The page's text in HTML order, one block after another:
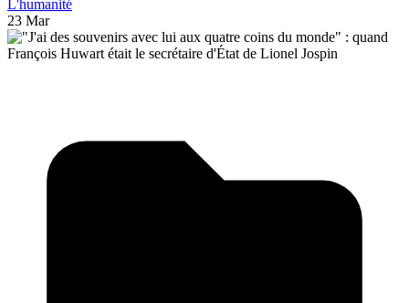
L'humanité
23 Mar